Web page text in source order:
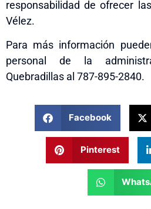
responsabilidad de ofrecer
Vélez.
Para más información
personal de la
Quebradillas al 787-895-2840.
Facebook
Pinterest